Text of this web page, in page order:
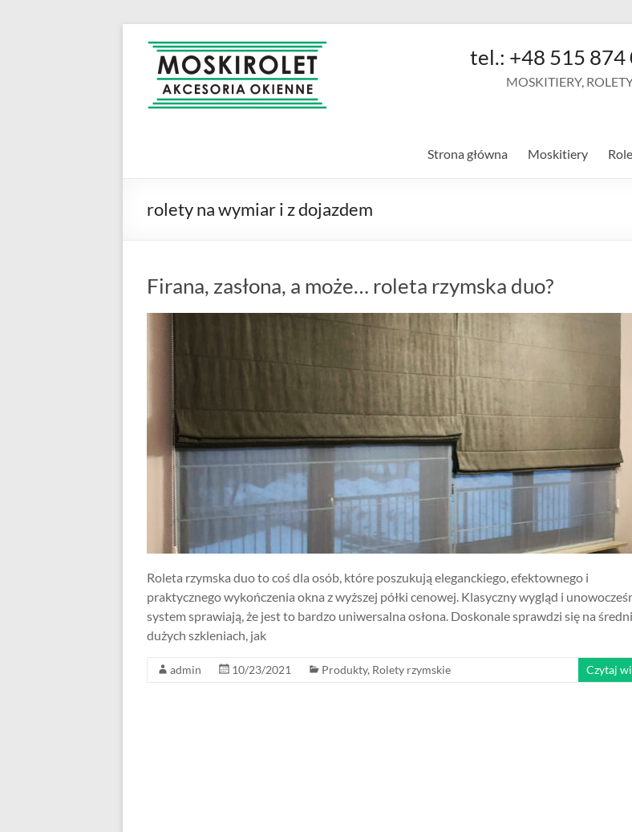
contentMOSKIROLET
siatki na
owady |
moskitiery
okienne |
drzwiowe
tel.: +48 515 874
MOSKITIERY,
Strona główna Moskitiery
rolety na wymiar i z dojazdem
Firana, zasłona, a może… roleta rzymska duo?
Roleta rzymska duo to coś dla osób, które poszukują eleganckiego, efektownego i
praktycznego wykończenia okna z wyższej półki cenowej. Klasyczny wygląd i
system sprawiają, że jest to bardzo uniwersalna osłona. Doskonale sprawdzi się na
dużych szkleniach, jak
admin 10/23/2021 Produkty, Rolety rzymskie Czytaj